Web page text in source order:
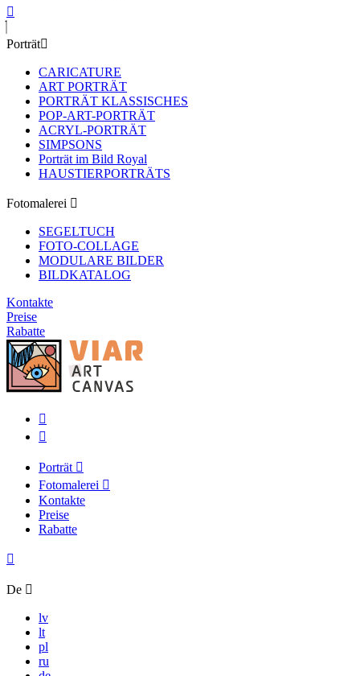
Porträt
CARICATURE
ART PORTRÄT
PORTRÄT KLASSISCHES
POP-ART-PORTRÄT
ACRYL-PORTRÄT
SIMPSONS
Porträt im Bild Royal
HAUSTIERPORTRÄTS
Fotomalerei
SEGELTUCH
FOTO-COLLAGE
MODULARE BILDER
BILDKATALOG
Kontakte
Preise
Rabatte
Porträt
Fotomalerei
Kontakte
Preise
Rabatte
De
lv
lt
pl
ru